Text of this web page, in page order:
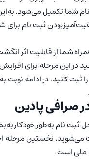
نام شما تکمیل می‌شود.
ثبت نام برای
شما از قابلیت اثر
در این مرحله برای
ثبت کنید. در ادامه نوبت
صرافی پادین
ثبت نام به‌طور خودکار
می‌شوید. نخستین مرحله
ملی است.